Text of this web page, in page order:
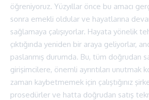
öğreniyoruz. Yüzyıllar önce bu amacı
sonra emekli oldular ve hayatlarına
sağlamaya çalışıyorlar. Hayata yönelik
çıktığında yeniden bir araya geliyorlar,
paslanmış durumda. Bu, tüm doğrudan
girişimcilere, önemli ayrıntıları unutmak
zaman kaybetmemek için çalıştığınız
prosedürler ve hatta doğrudan satış